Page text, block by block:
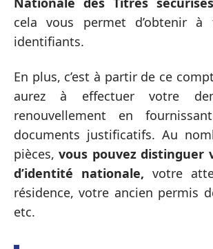
cela vous permet d’obtenir à
identifiants.
En plus, c’est à partir de ce
aurez à effectuer votre
renouvellement en
documents justificatifs. Au
pièces,vous pouvez distinguer
d’identité nationale, votre
résidence, votre ancien permis
etc.